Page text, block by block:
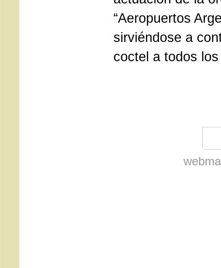
“Aeropuertos
sirviéndose a
coctel a todos